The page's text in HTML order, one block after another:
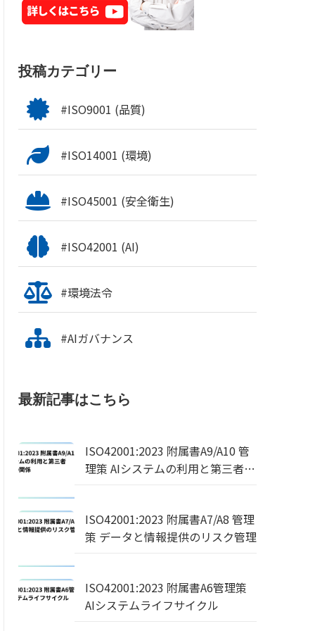
投稿カテゴリー
#ISO9001 (品質)
#ISO14001 (環境)
#ISO45001 (安全衛生)
#ISO42001 (AI)
#環境法令
#AIガバナンス
最新記事はこちら
ISO42001:2023 附属書A9/A10 管
理策 AIシステムの利用と第三者・
ISO42001:2023 附属書A7/A8 管理
策 データと情報提供のリスク管理
ISO42001:2023 附属書A6管理策
AIシステムライフサイクル